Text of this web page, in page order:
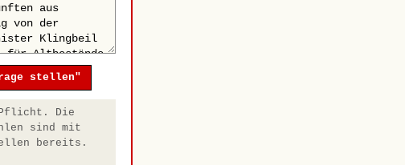
stellen"
Pflicht. Die
sind mit
bereits.